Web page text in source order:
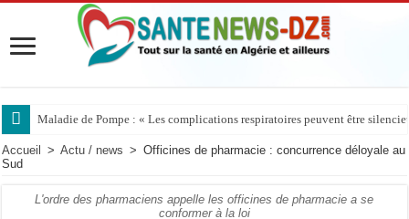
Maladie de Pompe : « Les complications respiratoires peuvent être
Accueil > Actu / news > Officines de pharmacie : concurrence déloyale au
Sud
L'ordre des pharmaciens appelle les officines de pharmacie a se
conformer à la loi